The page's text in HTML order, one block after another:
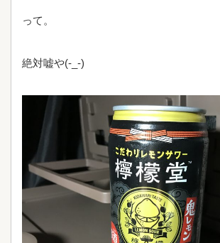
って。
絶対嘘や(-_-)